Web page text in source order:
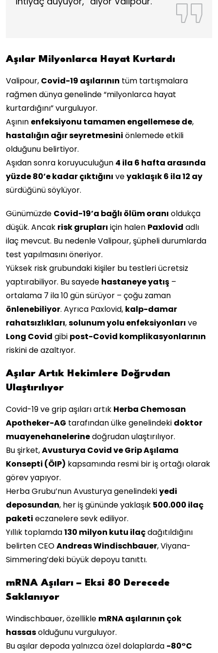
Aşılar Milyonlarca Hayat Kurtardı
Valipour, Covid-19 aşılarının tüm tartışmalara
rağmen dünya genelinde “milyonlarca hayat
kurtardığını” vurguluyor.
Aşının enfeksiyonu tamamen engellemese de,
hastalığın ağır seyretmesini önlemede etkili
olduğunu belirtiyor.
Aşıdan sonra koruyuculuğun 4 ila 6 hafta arasında
yüzde 80’e kadar çıktığını veyaklaşık 6 ila 12 ay
sürdüğünü söylüyor.
Günümüzde Covid-19’a bağlı ölüm oranı oldukça
düşük. Ancak risk grupları için halen Paxlovid adlı
ilaç mevcut. Bu nedenle Valipour, şüpheli durumlarda
test yapılmasını öneriyor.
Yüksek risk grubundaki kişiler bu testleri ücretsiz
yaptırabiliyor. Bu sayede hastaneye yatış –
ortalama 7 ila 10 gün sürüyor – çoğu zaman
önlenebiliyor. Ayrıca Paxlovid, kalp-damar
rahatsızlıkları,solunum yolu enfeksiyonları ve
Long Covid gibi post-Covid komplikasyonlarının
riskini de azaltıyor.
Aşılar Artık Hekimlere Doğrudan
Ulaştırılıyor
Covid-19 ve grip aşıları artık Herba Chemosan
Apotheker-AG tarafından ülke genelindeki doktor
muayenehanelerinedoğrudan ulaştırılıyor.
Bu şirket,Avusturya Covid ve Grip Aşılama
Konsepti (ÖIP) kapsamında resmi bir iş ortağı olarak
görev yapıyor.
Herba Grubu’nun Avusturya genelindekiyedi
deposundan, her iş gününde yaklaşık 500.000 ilaç
paketi eczanelere sevk ediliyor.
Yıllık toplamda130 milyon kutu ilaçdağıtıldığını
belirten CEOAndreas Windischbauer, Viyana-
Simmering’deki büyük depoyu tanıttı.
mRNA Aşıları – Eksi 80 Derecede
Saklanıyor
Windischbauer, özellikle mRNA aşılarının çok
hassasolduğunu vurguluyor.
Bu aşılar depoda yalnızca özel dolaplarda -80°C